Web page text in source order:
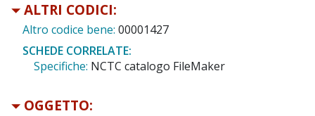
ALTRI CODICI:
Altro codice bene: 00001427
SCHEDE CORRELATE:
Specifiche: NCTC catalogo FileMaker
OGGETTO: